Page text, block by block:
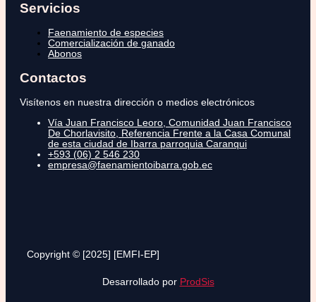
Servicios
Faenamiento de especies
Comercialización de ganado
Abonos
Contactos
Visítenos en nuestra dirección o medios electrónicos
Vía Juan Francisco Leoro, Comunidad Juan Francisco
De Chorlavisito, Referencia Frente a la Casa Comunal
de esta ciudad de Ibarra parroquia Caranqui
+593 (06) 2 546 230
empresa@faenamientoibarra.gob.ec
Copyright © [2025] [EMFI-EP]
Desarrollado por ProdSis